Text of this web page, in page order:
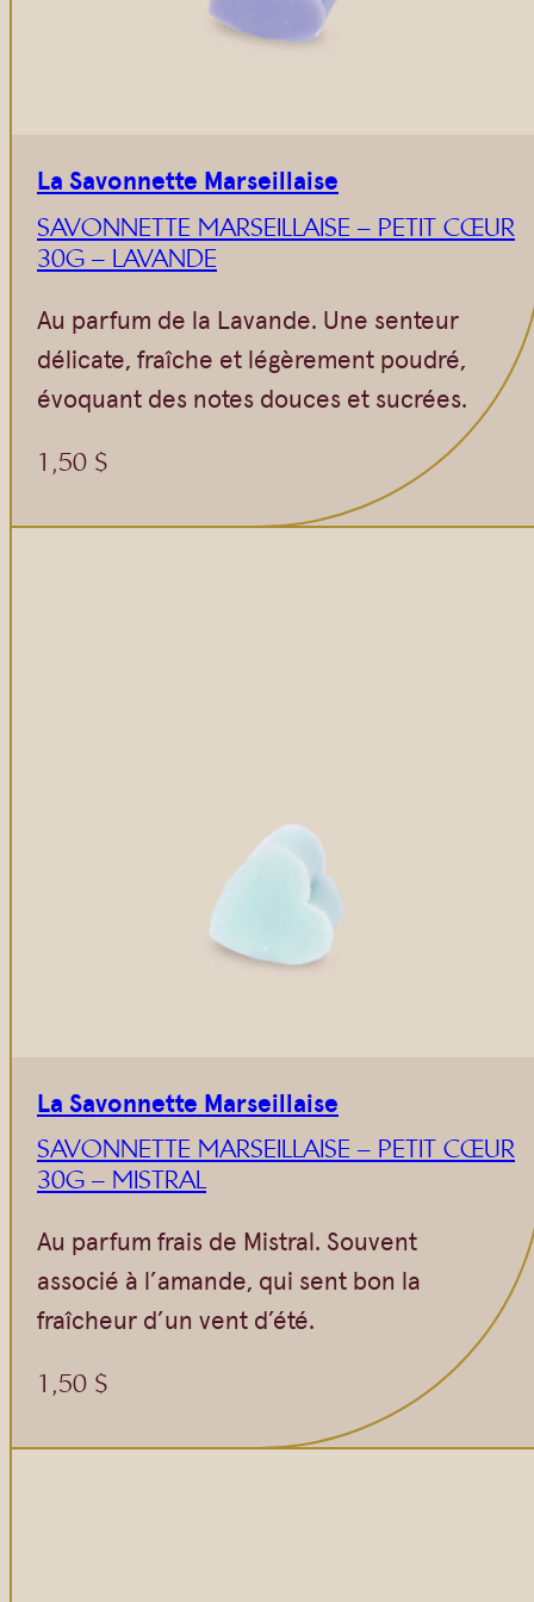
Végétales
Barres détachantes
Savon Noir
Savons sur corde
Argiles
Crèmes visages
Eaux florales
Shampoings
Livres
La Savonnette Marseillaise
SAVONNETTE MARSEILLAISE – PETIT CŒUR
30G – LAVANDE
Au parfum de la Lavande. Une senteur
délicate, fraîche et légèrement poudré,
évoquant des notes douces et sucrées.
1,50 $
La Savonnette Marseillaise
SAVONNETTE MARSEILLAISE – PETIT CŒUR
30G – MISTRAL
Au parfum frais de Mistral. Souvent
associé à l’amande, qui sent bon la
fraîcheur d’un vent d’été.
1,50 $